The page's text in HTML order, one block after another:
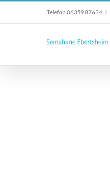
Inhalt
Telefon 06359 87634 |